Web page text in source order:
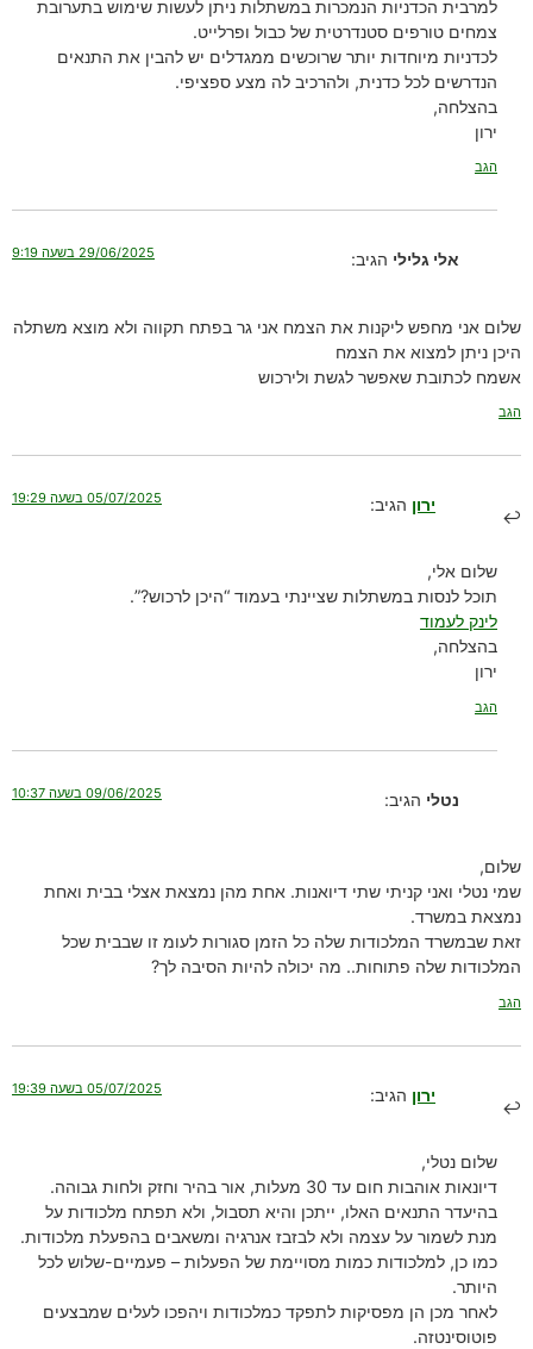
למרבית הכדניות הנמכרות במשתלות ניתן לעשות שימוש בתערובת
צמחים טורפים סטנדרטית של כבול ופרלייט.
לכדניות מיוחדות יותר שרוכשים ממגדלים יש להבין את התנאים
הנדרשים לכל כדנית, ולהרכיב לה מצע ספציפי.
בהצלחה,
ירון
הגב
אלי גלילי הגיב: 29/06/2025 בשעה 9:19
שלום אני מחפש ליקנות את הצמח אני גר בפתח תקווה ולא מוצא משתלה
היכן ניתן למצוא את הצמח
אשמח לכתובת שאפשר לגשת ולירכוש
הגב
ירון הגיב: 05/07/2025 בשעה 19:29
שלום אלי,
תוכל לנסות במשתלות שציינתי בעמוד “היכן לרכוש?”.
לינק לעמוד
בהצלחה,
ירון
הגב
נטלי הגיב: 09/06/2025 בשעה 10:37
שלום,
שמי נטלי ואני קניתי שתי דיואנות. אחת מהן נמצאת אצלי בבית ואחת
נמצאת במשרד.
זאת שבמשרד המלכודות שלה כל הזמן סגורות לעומ זו שבבית שכל
המלכודות שלה פתוחות.. מה יכולה להיות הסיבה לך?
הגב
ירון הגיב: 05/07/2025 בשעה 19:39
שלום נטלי,
דיונאות אוהבות חום עד 30 מעלות, אור בהיר וחזק ולחות גבוהה.
בהיעדר התנאים האלו, ייתכן והיא תסבול, ולא תפתח מלכודות על
מנת לשמור על עצמה ולא לבזבז אנרגיה ומשאבים בהפעלת מלכודות.
כמו כן, למלכודות כמות מסויימת של הפעלות – פעמיים-שלוש לכל
היותר.
לאחר מכן הן מפסיקות לתפקד כמלכודות ויהפכו לעלים שמבצעים
פוטוסינטזה.